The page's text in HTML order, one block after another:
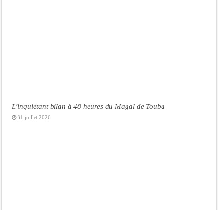
L’inquiétant bilan à 48 heures du Magal de Touba
31 juillet 2026